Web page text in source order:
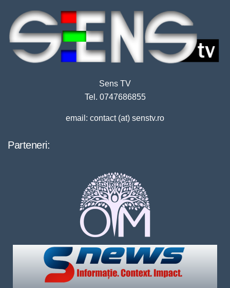
Sens TV
Tel. 0747686855
email: contact (at) senstv.ro
Parteneri: